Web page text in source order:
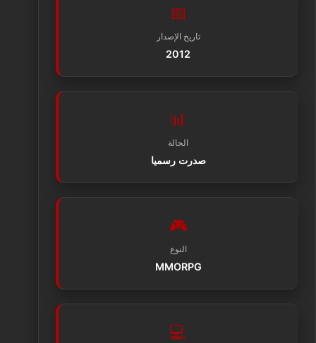
📅
تاريخ الإصدار
2012
📊
الحالة
صدرت رسميا
🎮
النوع
MMORPG
💻